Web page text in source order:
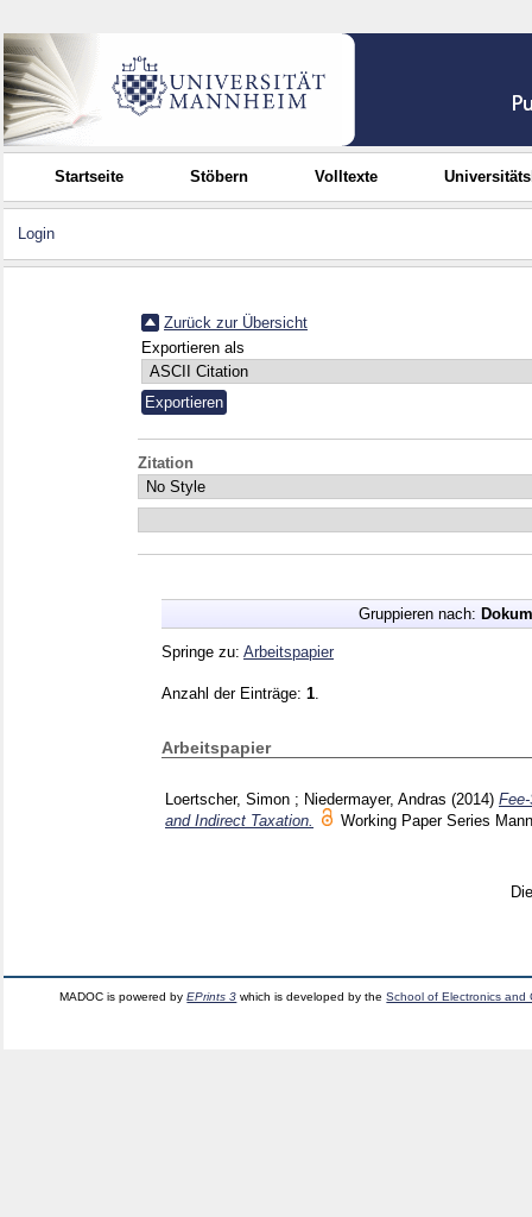
Startseite Stöbern Volltexte
Login
Zurück zur Übersicht
Exportieren als
Zitation
Gruppieren nach:
Springe zu: Arbeitspapier
Anzahl der Einträge: 1
Arbeitspapier
Loertscher, Simon ; Niedermayer, Andras (2014)
and Indirect Taxation.
Working Paper Series
MADOC is powered byEPrints 3 which is developed by theSchool of Electronics and